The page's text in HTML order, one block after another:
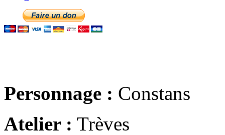
Personnage : Constans
Atelier : Trèves